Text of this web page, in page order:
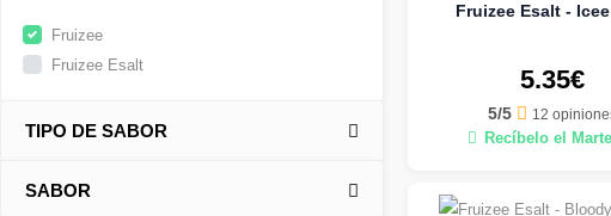
Fruizee
Fruizee Esalt
TIPO DE SABOR
SABOR
Fruizee Esalt -
5.35€
5/5 12
Recíbelo el